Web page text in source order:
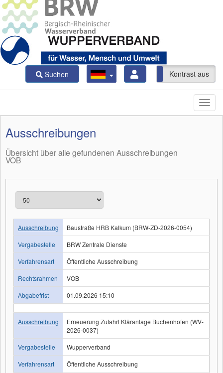
Suchen Kontrast ein Kontrast aus
Ausschreibungen
Übersicht über alle gefundenen Ausschreibungen
VOB
Ausschreibung
Baustraße HRB Kalkum (BRW-ZD-2026-0054)
Vergabestelle
BRW Zentrale Dienste
Verfahrensart
Öffentliche Ausschreibung
Rechtsrahmen
VOB
Abgabefrist
01.09.2026 15:10
Ausschreibung
Erneuerung Zufahrt Kläranlage Buchenhofen (WV-
2026-0037)
Vergabestelle
Wupperverband
Verfahrensart
Öffentliche Ausschreibung